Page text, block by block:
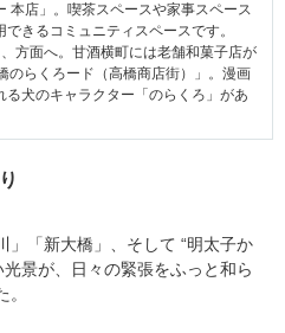
本店」。喫茶スペースや家事スペース
きるコミュニティスペースです。
方面へ。甘酒横町には老舗和菓子店が
のらくろード（高橋商店街）」。漫画
犬のキャラクター「のらくろ」があ
」「新大橋」、そして “明太子か
景が、日々の緊張をふっと和ら